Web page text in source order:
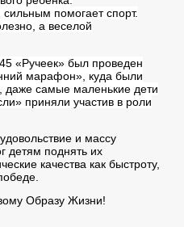
сильным помогаетспорт.
а веселой
«Ручеек» был проведен
марафон» , куда были
даже самые маленькие дети
приняли участив в роли
и массу
детям поднять их
качества как быстроту,
Образу Жизни!